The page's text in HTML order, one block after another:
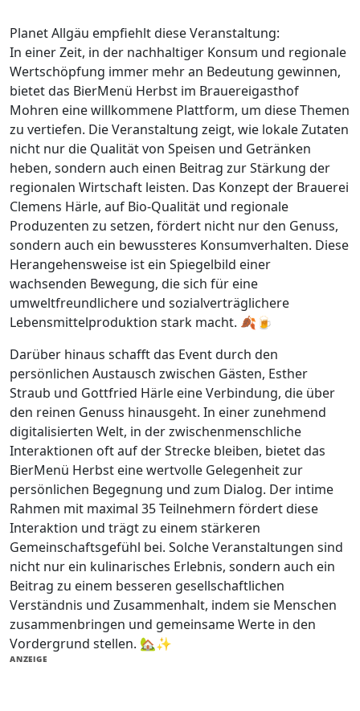
Planet Allgäu empfiehlt diese Veranstaltung:
In einer Zeit, in der nachhaltiger Konsum und regionale
Wertschöpfung immer mehr an Bedeutung gewinnen,
bietet das BierMenü Herbst im Brauereigasthof
Mohren eine willkommene Plattform, um diese Themen
zu vertiefen. Die Veranstaltung zeigt, wie lokale Zutaten
nicht nur die Qualität von Speisen und Getränken
heben, sondern auch einen Beitrag zur Stärkung der
regionalen Wirtschaft leisten. Das Konzept der Brauerei
Clemens Härle, auf Bio-Qualität und regionale
Produzenten zu setzen, fördert nicht nur den Genuss,
sondern auch ein bewussteres Konsumverhalten. Diese
Herangehensweise ist ein Spiegelbild einer
wachsenden Bewegung, die sich für eine
umweltfreundlichere und sozialverträglichere
Lebensmittelproduktion stark macht. 🍂🍺
Darüber hinaus schafft das Event durch den
persönlichen Austausch zwischen Gästen, Esther
Straub und Gottfried Härle eine Verbindung, die über
den reinen Genuss hinausgeht. In einer zunehmend
digitalisierten Welt, in der zwischenmenschliche
Interaktionen oft auf der Strecke bleiben, bietet das
BierMenü Herbst eine wertvolle Gelegenheit zur
persönlichen Begegnung und zum Dialog. Der intime
Rahmen mit maximal 35 Teilnehmern fördert diese
Interaktion und trägt zu einem stärkeren
Gemeinschaftsgefühl bei. Solche Veranstaltungen sind
nicht nur ein kulinarisches Erlebnis, sondern auch ein
Beitrag zu einem besseren gesellschaftlichen
Verständnis und Zusammenhalt, indem sie Menschen
zusammenbringen und gemeinsame Werte in den
Vordergrund stellen. 🏡✨
ANZEIGE